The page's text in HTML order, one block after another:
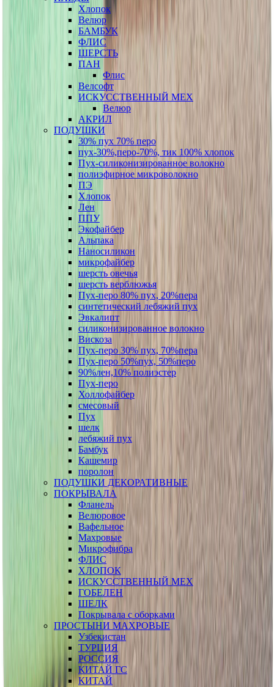
Хлопок
Велюр
БАМБУК
ФЛИС
ШЕРСТЬ
ПАН
Флис
Велсофт
ИСКУССТВЕННЫЙ МЕХ
Велюр
АКРИЛ
ПОДУШКИ
30% пух 70% перо
пух-30%,перо-70%, тик 100% хлопок
Пух-силиконизированное волокно
полиэфирное микроволокно
ПЭ
Хлопок
Лен
ППУ
Экофайбер
Альпака
Наносиликон
микрофайбер
шерсть овечья
шерсть верблюжья
Пух-перо 80% пух, 20%пера
синтетический лебяжий пух
Эвкалипт
силиконизированное волокно
Вискоза
Пух-перо 30% пух, 70%пера
Пух-перо 50%пух, 50%перо
90%лен,10% полиэстер
Пух-перо
Холлофайбер
смесовый
Пух
шелк
лебяжий пух
Бамбук
Кашемир
поролон
ПОДУШКИ ДЕКОРАТИВНЫЕ
ПОКРЫВАЛА
Фланель
Велюровое
Вафельное
Махровые
Микрофибра
ФЛИС
ХЛОПОК
ИСКУССТВЕННЫЙ МЕХ
ГОБЕЛЕН
ШЕЛК
Покрывала с оборками
ПРОСТЫНИ МАХРОВЫЕ
Узбекистан
ТУРЦИЯ
РОССИЯ
КИТАЙ ГС
КИТАЙ